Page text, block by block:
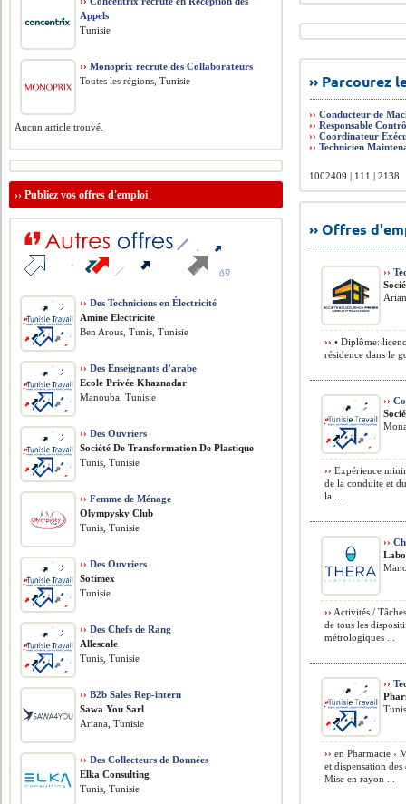
››
››Conducteur de
››Responsable
››Coordinateur
››Technicien
1002409 | 111 | 2138
›› Offres
››
›› • Diplôme:
résidence dans le
››
›› Expérience
de la conduite et
la ...
››
›› Activités /
de tous les
métrologiques ...
››
›› en Pharmacie ›
et dispensation
Mise en rayon ...
Appels
Tunisie
›› Monoprix recrute des Collaborateurs
Toutes les régions, Tunisie
Aucun article trouvé.
››Publiez vos offres d'emploi
›› Des Techniciens en Électricité
Amine Electricite
Ben Arous, Tunis, Tunisie
›› Des Enseignants d’arabe
Ecole Privée Khaznadar
Manouba, Tunisie
›› Des Ouvriers
Société De Transformation De Plastique
Tunis, Tunisie
›› Femme de Ménage
Olympysky Club
Tunis, Tunisie
›› Des Ouvriers
Sotimex
Tunisie
›› Des Chefs de Rang
Allescale
Tunis, Tunisie
›› B2b Sales Rep-intern
Sawa You Sarl
Ariana, Tunisie
›› Des Collecteurs de Données
Elka Consulting
Tunis, Tunisie